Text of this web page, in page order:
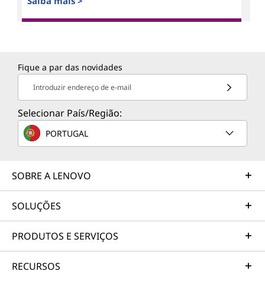
Fique a par das novidades
Introduzir endereço de e-mail
Selecionar País/Região:
PORTUGAL
SOBRE A LENOVO
SOLUÇÕES
PRODUTOS E SERVIÇOS
RECURSOS